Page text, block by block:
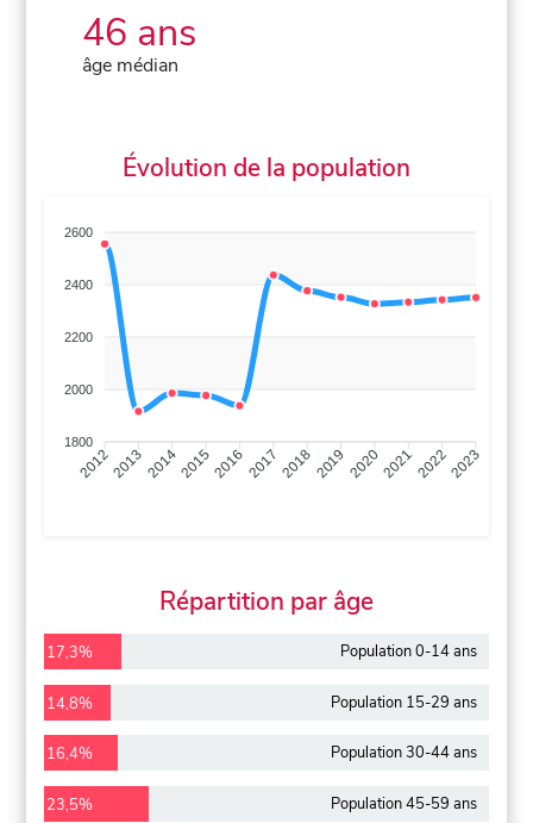
46 ans
âge médian
Évolution de la population
2600
2400
2200
2000
1800
201220132014201520162017 20182019 2020202120222023
Répartition par âge
17,3% Population 0-14 ans
14,8% Population 15-29 ans
16,4% Population 30-44 ans
23,5% Population 45-59 ans